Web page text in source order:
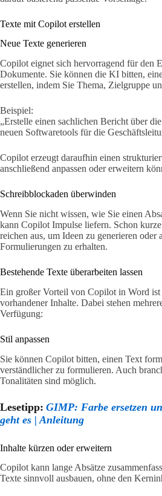
Texte mit Copilot erstellen
Neue Texte generieren
Copilot eignet sich hervorragend für den
Dokumente. Sie können die KI bitten,
erstellen, indem Sie Thema, Zielgruppe
Beispiel:
„Erstelle einen sachlichen Bericht über
neuen Softwaretools für die
Copilot erzeugt daraufhin einen
anschließend anpassen oder erweitern
Schreibblockaden überwinden
Wenn Sie nicht wissen, wie Sie einen
kann Copilot Impulse liefern. Schon
reichen aus, um Ideen zu generieren oder
Formulierungen zu erhalten.
Bestehende Texte überarbeiten lassen
Ein großer Vorteil von Copilot in Word
vorhandener Inhalte. Dabei stehen
Verfügung:
Stil anpassen
Sie können Copilot bitten, einen Text
verständlicher zu formulieren. Auch
Tonalitäten sind möglich.
Lesetipp: GIMP: Farbe ersetzen
geht es | Anleitung
Inhalte kürzen oder erweitern
Copilot kann lange Absätze
Texte sinnvoll ausbauen, ohne den